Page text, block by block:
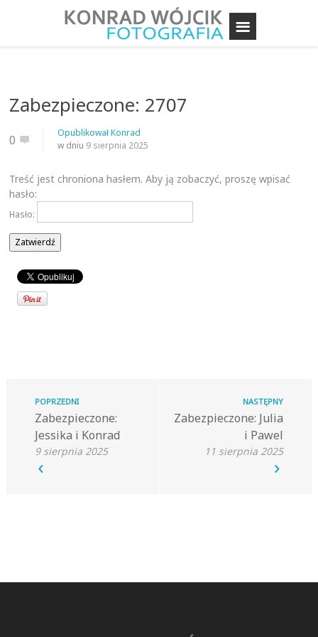
Zabezpieczone: 2707
0 OpublikowałKonrad
w dniu 9 sierpnia 2025
Treść jest chroniona hasłem. Aby ją zobaczyć, proszę wpisać
hasło:
Hasło:
POPRZEDNI
Zabezpieczone:
Jessika i Konrad
9 sierpnia 2025
NASTĘPNY
Zabezpieczone: Julia
i Pawel
11 sierpnia 2025